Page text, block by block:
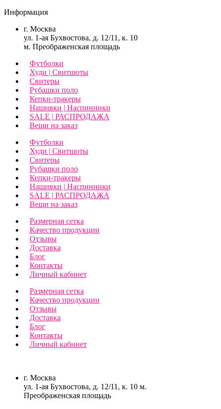
Информация
г. Москва
ул. 1-ая Бухвостова, д. 12/11, к. 10
м. Преображенская площадь
Футболки
Худи | Свитшоты
Свитеры
Рубашки поло
Кепки-тракеры
Нашивки | Наспинники
SALE | РАСПРОДАЖА
Вещи на заказ
Футболки
Худи | Свитшоты
Свитеры
Рубашки поло
Кепки-тракеры
Нашивки | Наспинники
SALE | РАСПРОДАЖА
Вещи на заказ
Размерная сетка
Качество продукции
Отзывы
Доставка
Блог
Контакты
Личный кабинет
Размерная сетка
Качество продукции
Отзывы
Доставка
Блог
Контакты
Личный кабинет
г. Москва
ул. 1-ая Бухвостова, д. 12/11, к. 10 м.
Преображенская площадь